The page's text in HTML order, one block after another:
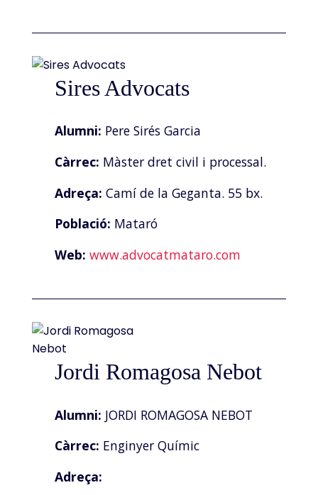
Sires Advocats
Alumni: Pere Sirés Garcia
Càrrec: Màster dret civil i processal.
Adreça: Camí de la Geganta. 55 bx.
Població: Mataró
Web: www.advocatmataro.com
Jordi Romagosa Nebot
Alumni: JORDI ROMAGOSA NEBOT
Càrrec: Enginyer Químic
Adreça: